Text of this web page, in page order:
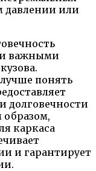
давлении или
важными
понять
долговечности
образом,
каркаса
и гарантирует